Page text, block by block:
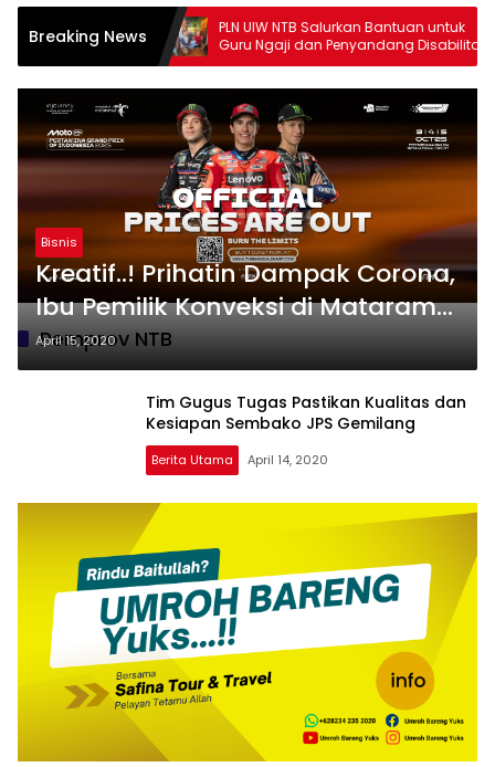
Breaking NewsPLN UIW NTB Salurkan Bantuan untuk
Guru Ngaji dan Penyandang Disabilitas
di Lombok
se
Pemprov NTB
Bisnis
Kreatif..! Prihatin Dampak Corona,
Ibu Pemilik Konveksi di Mataram
Lakukan Hal ini
April 15, 2020
Tim Gugus Tugas Pastikan Kualitas dan
Kesiapan Sembako JPS Gemilang
Berita Utama April 14, 2020